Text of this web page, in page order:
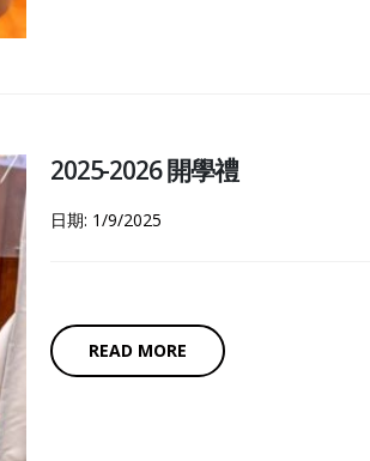
2025-2026 開學禮
日期: 1/9/2025
READ MORE